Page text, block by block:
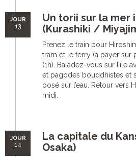
JOUR
13
Un torii sur la mer
(Kurashiki /
Prenez le train pour
tram et le ferry (à payer sur
(1h). Baladez-vous sur l’île
et pagodes bouddhistes et
posé sur l’eau. Retour vers
midi.
JOUR
14
La capitale du
Osaka)